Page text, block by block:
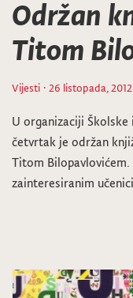
Održan
Titom
Vijesti · 26 listopada, 2012
U organizaciji
četvrtak je održan
Titom
zainteresiranim